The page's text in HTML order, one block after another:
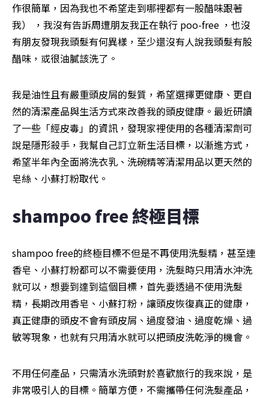
作很簡單，因為我也不希望走到哪裡都有一股醋味跟著
我） ，我沒有告訴周遭朋友我正在執行 poo-free ，也沒
有朋友發現我頭髮有何異樣，至少還沒有人說我頭髮有股
醋味，或很油膩該洗了。
我是油性且有嚴重頭皮屑的髮質，希望選擇更健康、更自
然的清潔產品與生活方式來改善我的頭皮健康。最近研讀
了一些「經皮毒」的資訊，發現家裡使用的各種清潔劑可
說是隱形殺手，我幫自己訂立新生活目標，以漸進方式，
希望半年內全面將洗衣乳、洗碗精等清潔用品以更天然的
皂絲、小蘇打粉取代。
shampoo free 終極目標
shampoo free的終極目標不但是不再使用洗髮精，甚至連
香皂、小蘇打粉都可以不需要使用，洗髮時只用清水沖洗
就可以，想要到達到這個目標，首先要透過不使用洗髮
精，長期改用香皂、小蘇打粉，讓頭皮恢復真正的健康，
真正健康的頭皮不會有頭皮屑、過度發油、過度乾燥、過
敏等現象，也就有只用清水就可以把頭皮洗乾淨的機會。
不用任何產品，只需清水洗頭對於喜歡旅行的我來說，是
非常吸引人的目標。簡單方便，不需攜帶任何洗髮產品，